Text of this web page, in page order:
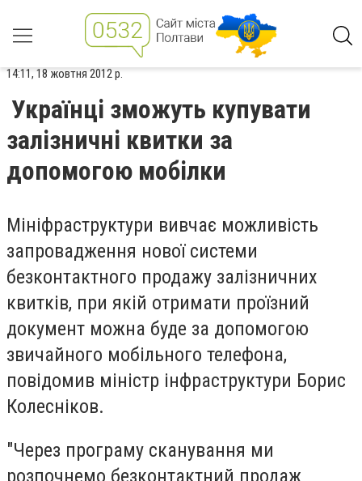
14:11, 18 жовтня 2012 р.
Українці зможуть купувати
залізничні квитки за
допомогою мобілки
Мініфраструктури вивчає можливість
запровадження нової системи
безконтактного продажу залізничних
квитків, при якій отримати проїзний
документ можна буде за допомогою
звичайного мобільного телефона,
повідомив міністр інфраструктури Борис
Колесніков.
"Через програму сканування ми
розпочнемо безконтактний продаж